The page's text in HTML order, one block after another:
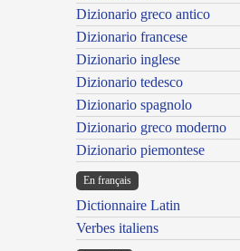
Dizionario greco antico
Dizionario francese
Dizionario inglese
Dizionario tedesco
Dizionario spagnolo
Dizionario greco moderno
Dizionario piemontese
En français
Dictionnaire Latin
Verbes italiens